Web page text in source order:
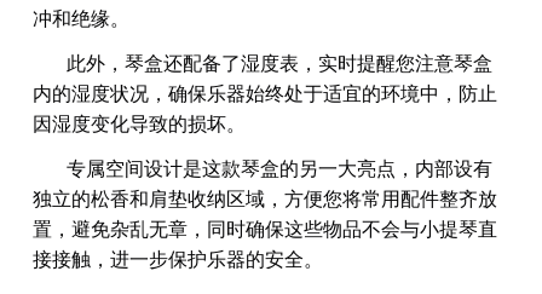
冲和绝缘。
此外，琴盒还配备了湿度表，实时提醒您注意琴盒
内的湿度状况，确保乐器始终处于适宜的环境中，防止
因湿度变化导致的损坏。
专属空间设计是这款琴盒的另一大亮点，内部设有
独立的松香和肩垫收纳区域，方便您将常用配件整齐放
置，避免杂乱无章，同时确保这些物品不会与小提琴直
接接触，进一步保护乐器的安全。